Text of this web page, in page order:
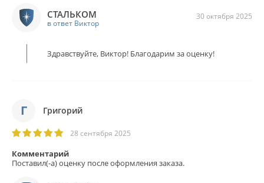
30 октября 2025
СТАЛЬКОМ
в ответ Виктор
Здравствуйте, Виктор! Благодарим за оценку!
Г Григорий
28 сентября 2025
Комментарий
Поставил(-а) оценку после оформления заказа.